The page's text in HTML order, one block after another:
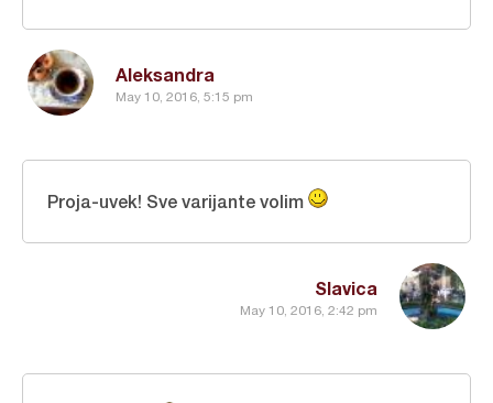
Aleksandra
May 10, 2016, 5:15 pm
Slavica
May 10, 2016, 2:42 pm
Proja-uvek! Sve varijante volim